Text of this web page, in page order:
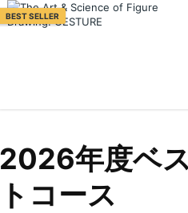
BEST SELLER
2026年度ベ
トコース